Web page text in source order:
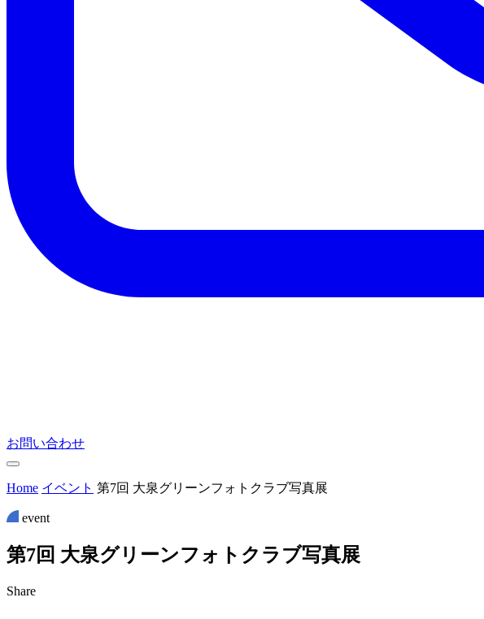
お問い合わせ
Home イベント 第7回 大泉グリーンフォトクラブ写真展
event
第7回 大泉グリ ーンフ ォ ト ク ラ ブ写真展
Share